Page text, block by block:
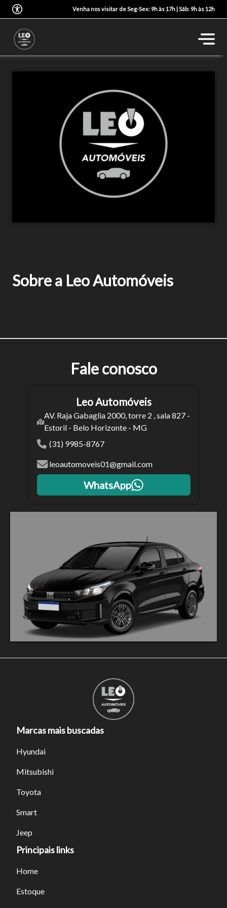
Para aumentar ou diminuir a fonte em nosso site, utilize os
atalhos Ctrl+ (para aumentar) e Ctrl- (para diminuir) no seu
teclado.
Fechar
Venha nos visitar de Seg-Sex: 9h às 17h | Sáb: 9h às 12h
Sobre a Leo Automóveis
Fale conosco
Leo Automóveis
AV. Raja Gabaglia 2000, torre 2 , sala 827 -
Estoril - Belo Horizonte - MG
(31) 9985-8767
leoautomoveis01@gmail.com
WhatsApp
Marcas mais buscadas
Hyundai
Mitsubishi
Toyota
Smart
Jeep
Principais links
Home
Estoque